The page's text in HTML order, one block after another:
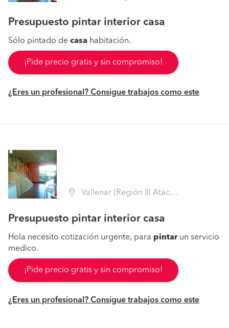
Presupuesto pintar interior casa
Sólo pintado de casa habitación.
¡Pide precio gratis y sin compromiso!
¿Eres un profesional? Consigue trabajos como este
Vallenar (Región III Atacama - Huasco)
Presupuesto pintar interior casa
Hola necesito cotización urgente, para pintarun servicio
medico.
¡Pide precio gratis y sin compromiso!
¿Eres un profesional? Consigue trabajos como este